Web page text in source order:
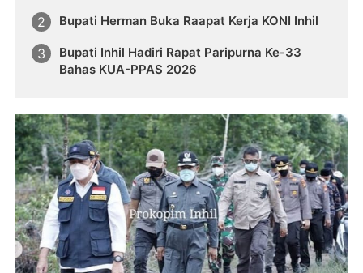
Bupati Herman Buka Raapat Kerja KONI Inhil
Bupati Inhil Hadiri Rapat Paripurna Ke-33
Bahas KUA-PPAS 2026